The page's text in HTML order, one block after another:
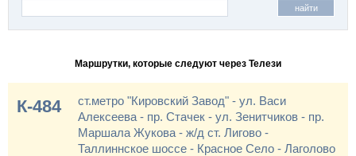
найти
Маршрутки, которые следуют через Телези
К-484
ст.метро "Кировский Завод" - ул. Васи
Алексеева - пр. Стачек - ул. Зенитчиков - пр.
Маршала Жукова - ж/д ст. Лигово -
Таллиннское шоссе - Красное Село - Лаголово